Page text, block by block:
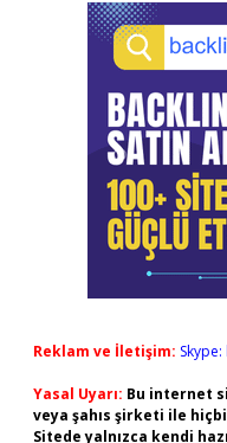
Reklam ve İletişim:
Yasal Uyarı: Bu internet
veya şahıs şirketi ile
Sitede yalnızca kendi